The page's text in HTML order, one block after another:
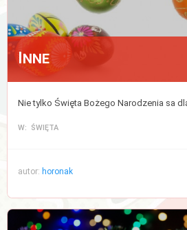
Inne
W: ŚWIĘTA
autor: horonak